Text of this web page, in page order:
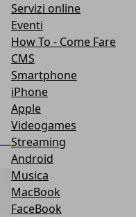
Servizi online
Eventi
How To - Come Fare
CMS
Smartphone
iPhone
Apple
Videogames
Streaming
Android
Musica
MacBook
FaceBook